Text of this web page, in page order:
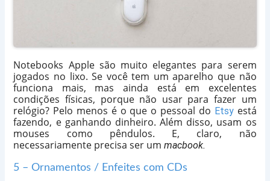
Notebooks Apple são muito elegantes para serem
jogados no lixo. Se você tem um aparelho que não
funciona mais, mas ainda está em excelentes
condições físicas, porque não usar para fazer um
relógio? Pelo menos é o que o pessoal do Etsyestá
fazendo, e ganhando dinheiro. Além disso, usam os
mouses como pêndulos. E, claro, não
necessariamente precisa ser ummacbook.
5 – Ornamentos / Enfeites com CDs